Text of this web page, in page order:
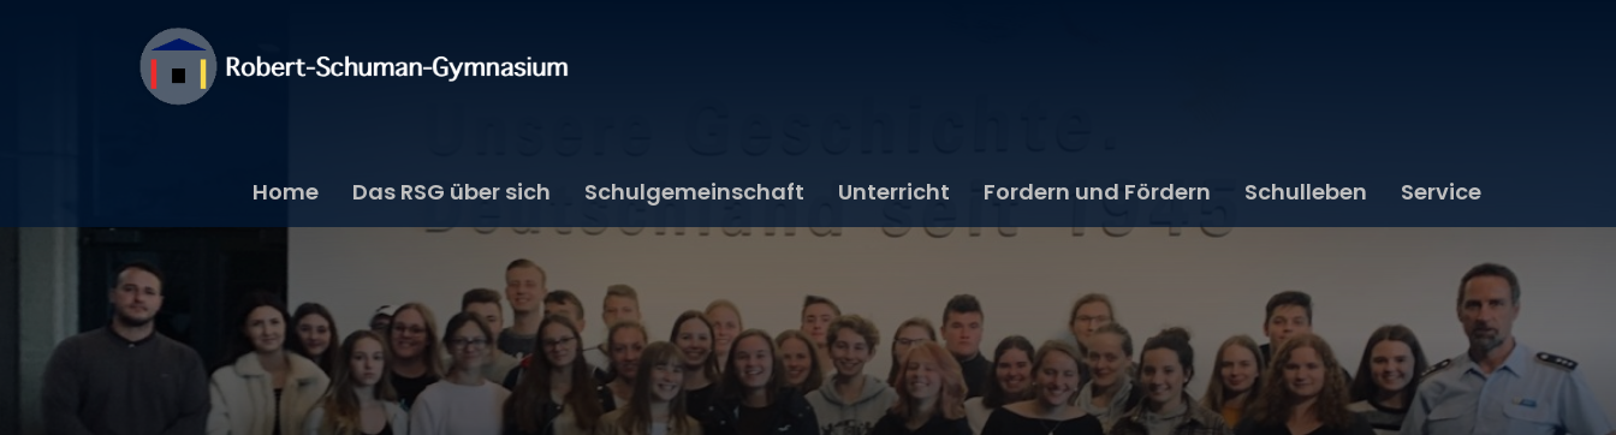
Home Das RSG über sich Schulgemeinschaft Unterricht Fordern und Fördern Schulleben Service